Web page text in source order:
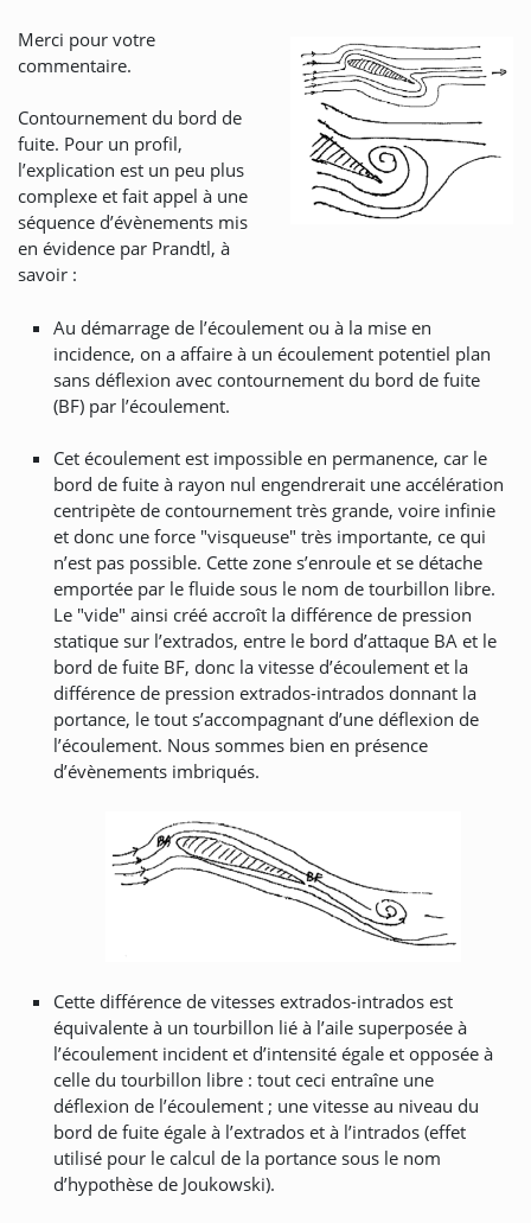
Merci pour votre
commentaire.
Contournement du bord de
fuite. Pour un profil,
l’explication est un peu plus
complexe et fait appel à une
séquence d’évènements mis
en évidence par Prandtl, à
savoir :
Au démarrage de l’écoulement ou à la mise en
incidence, on a affaire à un écoulement potentiel plan
sans déflexion avec contournement du bord de fuite
(BF) par l’écoulement.
Cet écoulement est impossible en permanence, car le
bord de fuite à rayon nul engendrerait une accélération
centripète de contournement très grande, voire infinie
et donc une force "visqueuse" très importante, ce qui
n’est pas possible. Cette zone s’enroule et se détache
emportée par le fluide sous le nom de tourbillon libre.
Le "vide" ainsi créé accroît la différence de pression
statique sur l’extrados, entre le bord d’attaque BA et le
bord de fuite BF, donc la vitesse d’écoulement et la
différence de pression extrados-intrados donnant la
portance, le tout s’accompagnant d’une déflexion de
l’écoulement. Nous sommes bien en présence
d’évènements imbriqués.
Cette différence de vitesses extrados-intrados est
équivalente à un tourbillon lié à l’aile superposée à
l’écoulement incident et d’intensité égale et opposée à
celle du tourbillon libre : tout ceci entraîne une
déflexion de l’écoulement ; une vitesse au niveau du
bord de fuite égale à l’extrados et à l’intrados (effet
utilisé pour le calcul de la portance sous le nom
d’hypothèse de Joukowski).